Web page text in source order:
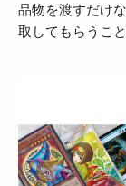
品物を渡すだけ
取してもらうこ